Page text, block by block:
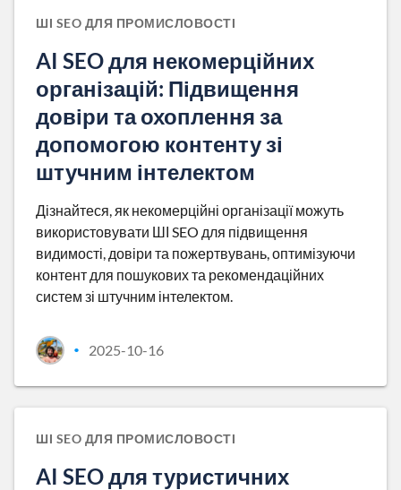
ШІ SEO ДЛЯ ПРОМИСЛОВОСТІ
AI SEO для некомерційних
організацій: Підвищення
довіри та охоплення за
допомогою контенту зі
штучним інтелектом
Дізнайтеся, як некомерційні організації можуть
використовувати ШІ SEO для підвищення
видимості, довіри та пожертвувань, оптимізуючи
контент для пошукових та рекомендаційних
систем зі штучним інтелектом.
• 2025-10-16
ШІ SEO ДЛЯ ПРОМИСЛОВОСТІ
AI SEO для туристичних